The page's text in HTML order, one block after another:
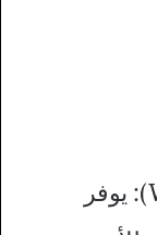
برنامج الأغذية العالمي (WFP): يوفر